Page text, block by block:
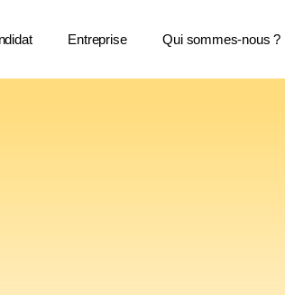
Entreprise Qui sommes-nous ?